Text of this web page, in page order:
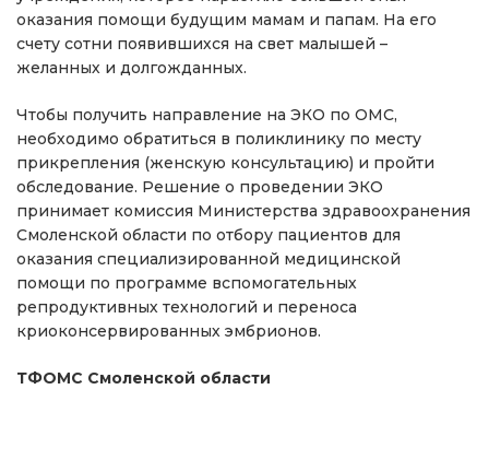
оказания помощи будущим мамам и папам. На его
счету сотни появившихся на свет малышей –
желанных и долгожданных.
Чтобы получить направление на ЭКО по ОМС,
необходимо обратиться в поликлинику по месту
прикрепления (женскую консультацию) и пройти
обследование. Решение о проведении ЭКО
принимает комиссия Министерства здравоохранения
Смоленской области по отбору пациентов для
оказания специализированной медицинской
помощи по программе вспомогательных
репродуктивных технологий и переноса
криоконсервированных эмбрионов.
ТФОМС Смоленской области